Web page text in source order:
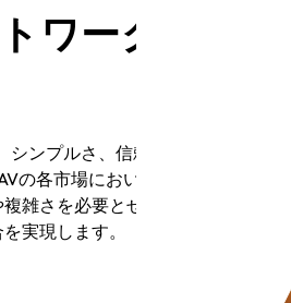
ワークソ
ンプルさ、信頼性を兼
の各市場において、従来
雑さを必要とせず、シー
実現します。